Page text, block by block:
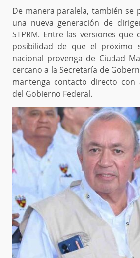
De manera paralela, también se
una nueva generación de
STPRM. Entre las versiones que
posibilidad de que el próximo
nacional provenga de Ciudad
cercano a la Secretaría de
mantenga contacto directo con
del Gobierno Federal.